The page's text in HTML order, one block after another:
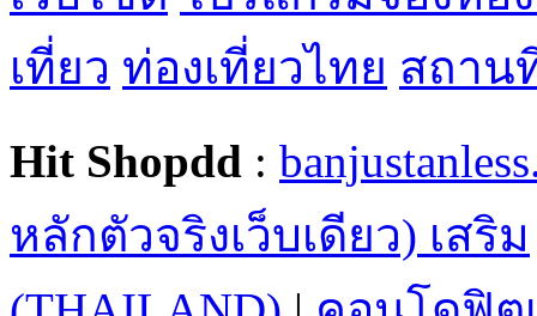
เที่ยว ท่องเที่ยวไทย สถาน
Hit Shopdd
หลักตัวจริงเว็บเดียว) เสริม
(THAILAND) | คอนโดฟิต